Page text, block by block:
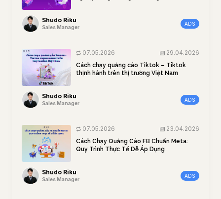
Shudo Riku
Sales Manager
ADS
07.05.2026 29.04.2026
Cách chạy quảng cáo Tiktok – Tiktok
thịnh hành trên thị trường Việt Nam
Shudo Riku
Sales Manager
ADS
07.05.2026 23.04.2026
Cách Chạy Quảng Cáo FB Chuẩn Meta:
Quy Trình Thực Tế Dễ Áp Dụng
Shudo Riku
Sales Manager
ADS